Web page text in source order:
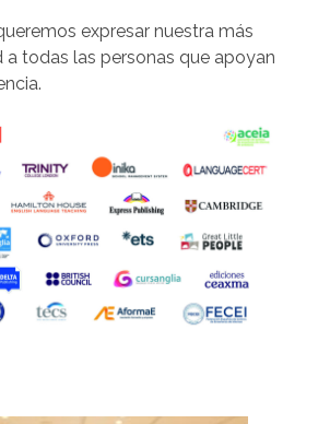
expresar nuestra más
a todas las personas que apoyan